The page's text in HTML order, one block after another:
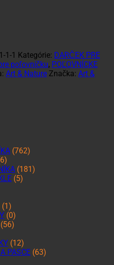
1-1 Kategórie: DARČEK PRE
poľovníčku, POĽOVNÍCKE
Art & Nature Značka: Art &
(762)
(181)
(5)
(1)
(0)
(56)
(12)
PASCE (63)